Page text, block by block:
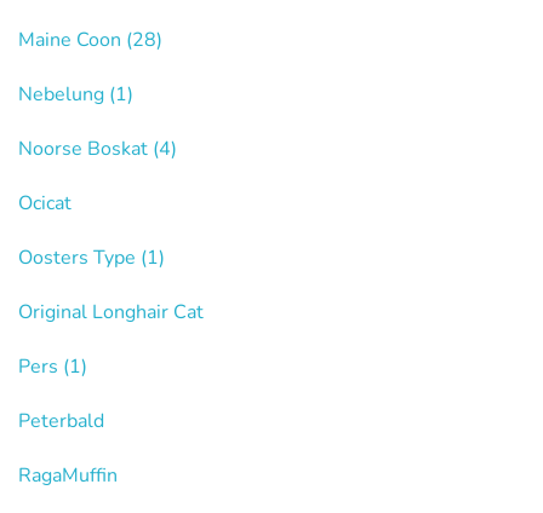
Maine Coon (28)
Nebelung (1)
Noorse Boskat (4)
Ocicat
Oosters Type (1)
Original Longhair Cat
Pers (1)
Peterbald
RagaMuffin